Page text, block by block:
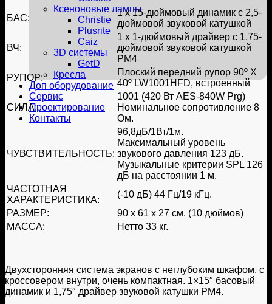
Ксеноновые лампы
Christie
Plusrite
Caiz
3D системы
GetD
Кресла
Доп оборудование
Сервис
Проектирование
Контакты
БАС:
1 х 15-дюймовый динамик с 2,5-
дюймовой звуковой катушкой
ВЧ:
1 х 1-дюймовый драйвер с 1,75-
дюймовой звуковой катушкой
PM4
РУПОР:
Плоский передний рупор 90º X
40º LW1001HFD, встроенный
СИЛА:
1001 (420 Вт AES-840W Prg)
Номинальное сопротивление 8
Ом.
ЧУВСТВИТЕЛЬНОСТЬ:
96,8дБ/1Вт/1м.
Максимальный уровень
звукового давления 123 дБ.
Музыкальные критерии SPL 126
дБ на расстоянии 1 м.
ЧАСТОТНАЯ
ХАРАКТЕРИСТИКА:
(-10 дБ) 44 Гц/19 кГц.
РАЗМЕР:
90 х 61 х 27 см. (10 дюймов)
МАССА:
Нетто 33 кг.
Двухсторонняя система экранов с неглубоким шкафом, с
кроссовером внутри, очень компактная. 1×15″ басовый
динамик и 1,75″ драйвер звуковой катушки PM4.